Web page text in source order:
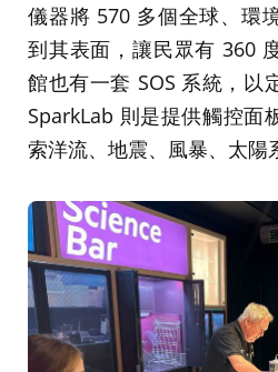
儀器將 570 多個全球、環
到其表面，讓民眾有 360
館也有一套 SOS 系統，以
SparkLab 則是提供觸控面
索洋流、地震、風暴、太陽